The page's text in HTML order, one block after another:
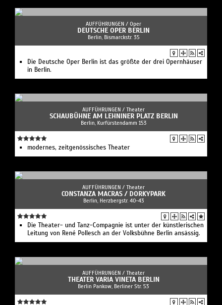
AUFFÜHRUNGEN / Oper
DEUTSCHE OPER BERLIN
Berlin, Bismarckstr. 35
Die Deutsche Oper Berlin ist das größte der drei Opernhäuser
in Berlin.
AUFFÜHRUNGEN / Theater
SCHAUBÜHNE AM LEHNINER PLATZ BERLIN
Berlin, Kurfürstendamm 153
modernes, zeitgenössisches Theater
AUFFÜHRUNGEN / Theater
CONSTANZA MACRAS / DORKYPARK
Berlin, Herzbergstr. 40-43
Die Theater- und Tanz-Compagnie ist unter der künstlerischen
Leitung von René Pollesch an der Volksbühne Berlin ansässig.
AUFFÜHRUNGEN / Theater
THEATER VARIA VINETA BERLIN
Berlin Pankow, Berliner Str. 53